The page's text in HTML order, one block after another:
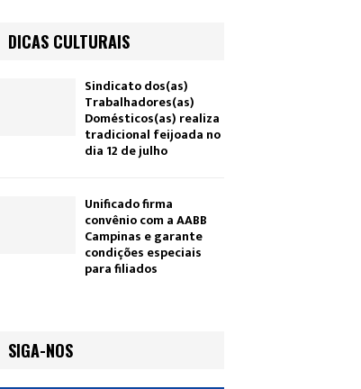
DICAS CULTURAIS
Sindicato dos(as)
Trabalhadores(as)
Domésticos(as) realiza
tradicional feijoada no
dia 12 de julho
Unificado firma
convênio com a AABB
Campinas e garante
condições especiais
para filiados
SIGA-NOS